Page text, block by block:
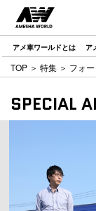
アメ車ワールドとは ア
TOP ＞ 特集 ＞ フォ
SPECIAL